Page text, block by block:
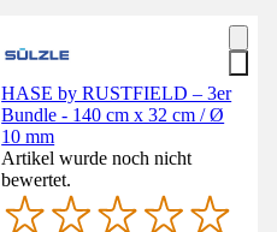
HASE by RUSTFIELD – 3er
Bundle - 140 cm x 32 cm / Ø
10 mm
Artikel wurde noch nicht
bewertet.